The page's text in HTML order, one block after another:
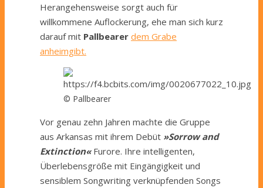
Herangehensweise sorgt auch für
willkommene Auflockerung, ehe man sich kurz
darauf mit Pallbearer dem Grabe
anheimgibt.
© Pallbearer
Vor genau zehn Jahren machte die Gruppe
aus Arkansas mit ihrem Debüt »Sorrow and
Extinction«Furore. Ihre intelligenten,
Überlebensgröße mit Eingängigkeit und
sensiblem Songwriting verknüpfenden Songs